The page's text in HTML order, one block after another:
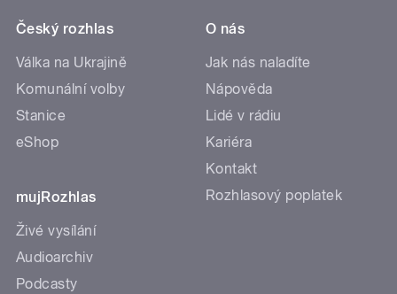
Český rozhlas
Válka na Ukrajině
Komunální volby
Stanice
eShop
mujRozhlas
Živé vysílání
Audioarchiv
Podcasty
O nás
Jak nás naladíte
Nápověda
Lidé v rádiu
Kariéra
Kontakt
Rozhlasový poplatek